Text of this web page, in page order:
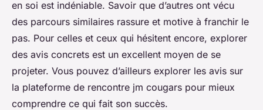
en soi est indéniable. Savoir que d’autres ont vécu
des parcours similaires rassure et motive à franchir le
pas. Pour celles et ceux qui hésitent encore, explorer
des avis concrets est un excellent moyen de se
projeter. Vous pouvez d’ailleurs explorer les avis sur
la plateforme de rencontre jm cougars pour mieux
comprendre ce qui fait son succès.